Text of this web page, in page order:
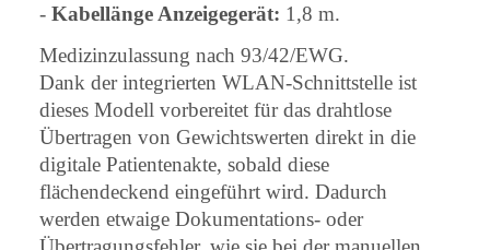
- Kabellänge Anzeigegerät: 1,8 m.
Medizinzulassung nach 93/42/EWG.
Dank der integrierten WLAN-Schnittstelle ist
dieses Modell vorbereitet für das drahtlose
Übertragen von Gewichtswerten direkt in die
digitale Patientenakte, sobald diese
flächendeckend eingeführt wird. Dadurch
werden etwaige Dokumentations- oder